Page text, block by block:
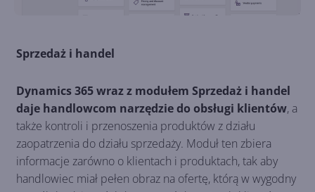
Sprzedaż i handel
Dynamics 365 wraz z modułem Sprzedaż i handel
daje handlowcom narzędzie do obsługi klientów, a
także kontroli i przenoszenia produktów z działu
zaopatrzenia do działu sprzedaży. Moduł ten zbiera
informacje zarówno o klientach i produktach, tak aby
handlowiec miał pełen obraz na ofertę, którą w wygodny